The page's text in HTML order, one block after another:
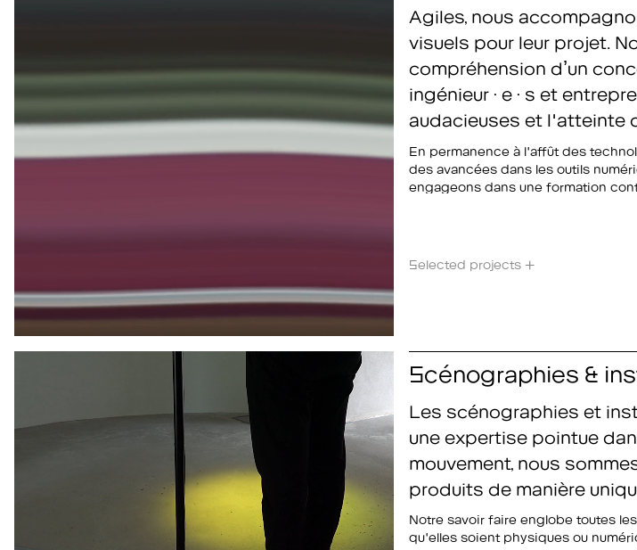
Agiles, nous
visuels pour leur projet.
compréhension d’un
ingénieur·e·s et
audacieuses et l'atteinte
En permanence à l'affût des
des avancées dans les outils
engageons dans une formation
pointe de notre domaine.
s'appliquent de manière transversale à
Selected projects +
Scénographies &
Les scénographies et
une expertise pointue
mouvement, nous
produits de manière
Notre savoir faire englobe toutes
qu'elles soient physiques ou